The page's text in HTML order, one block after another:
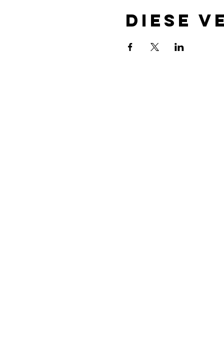
Diese